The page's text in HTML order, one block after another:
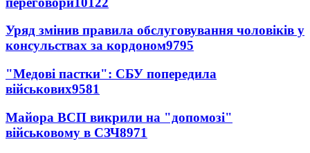
Уряд змінив правила обслуговування чоловіків у
консульствах за кордоном9795
"Медові пастки": СБУ попередила
військових9581
Майора ВСП викрили на "допомозі"
військовому в СЗЧ8971